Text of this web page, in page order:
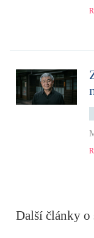
Další články o